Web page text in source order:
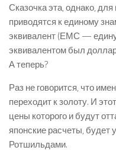
Сказочка эта, однако,
приводятся к единому
эквивалент (ЕМС —
эквивалентом был
А теперь?
Раз не говорится, что
переходит к золоту. И
цены которого и будут
японские расчеты, будет
Ротшильдами.